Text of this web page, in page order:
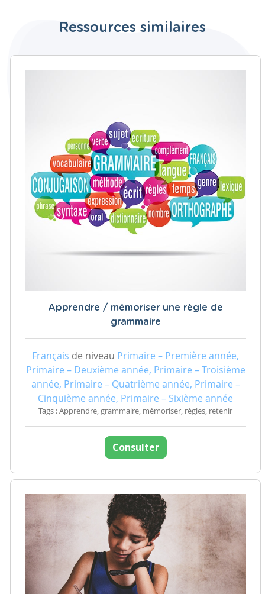
Ressources similaires
Apprendre / mémoriser une règle de
grammaire
Français de niveau Primaire – Première année,
Primaire – Deuxième année, Primaire – Troisième
année, Primaire – Quatrième année, Primaire –
Cinquième année, Primaire – Sixième année
Tags : Apprendre, grammaire, mémoriser, règles, retenir
Consulter